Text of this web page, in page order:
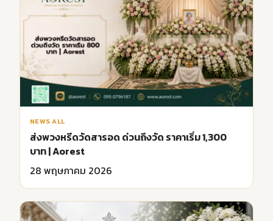
NEWS ALL
ส่งพวงหรีดวัดสารอด ด่วนถึงวัด ราคาเริ่ม 1,300
บาท | Aorest
28 พฤษภาคม 2026